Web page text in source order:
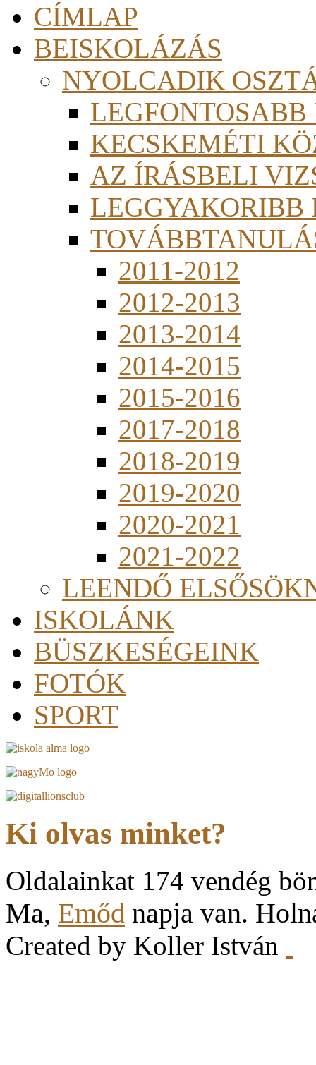
CÍMLAP
BEISKOLÁZÁS
NYOLCADIK
KECSKEMÉTI
AZ ÍRÁSBELI
LEGGYAKORIBB
2011-2012
2012-2013
2013-2014
2014-2015
2015-2016
2017-2018
2018-2019
2019-2020
2020-2021
2021-2022
LEENDŐ
ISKOLÁNK
BÜSZKESÉGEINK
FOTÓK
SPORT
Ki olvas minket?
Oldalainkat 174 vendég
Ma, Emőd napja van.
Created by Koller István